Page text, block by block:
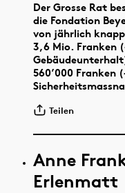
Der Grosse Rat
die Fondation
von jährlich
3,6 Mio. Franken
560’000 Franken
Teilen
Anne
Erlenmatt